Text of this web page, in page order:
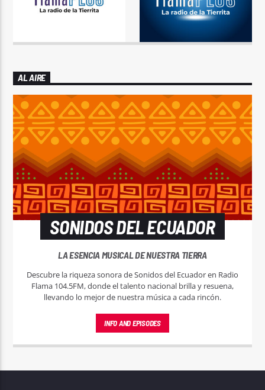
AL AIRE
SONIDOS DEL ECUADOR
LA ESENCIA MUSICAL DE NUESTRA TIERRA
Descubre la riqueza sonora de Sonidos del Ecuador en Radio
Flama 104.5FM, donde el talento nacional brilla y resuena,
llevando lo mejor de nuestra música a cada rincón.
INFO AND EPISODES